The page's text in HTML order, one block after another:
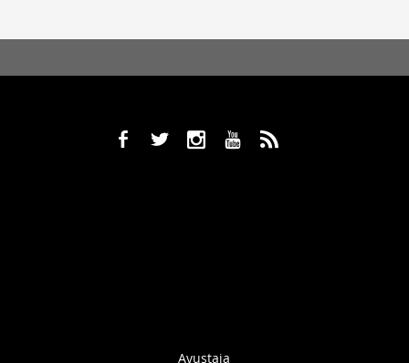
b a x r ,
Avustaja